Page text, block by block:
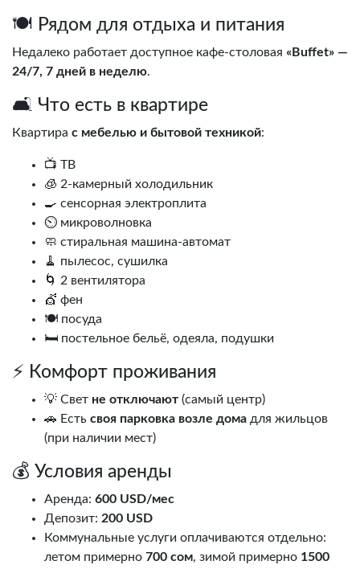
🍽️ Рядом для отдыха и питания
Недалеко работает доступное кафе-столовая «Buffet» —
24/7, 7 дней в неделю.
🛋️ Что есть в квартире
Квартира с мебелью и бытовой техникой:
📺 ТВ
🧊 2-камерный холодильник
🍳 сенсорная электроплита
⏲️ микроволновка
🧼 стиральная машина-автомат
🧹 пылесос, сушилка
🌀 2 вентилятора
💇 фен
🍽️ посуда
🛏️ постельное бельё, одеяла, подушки
⚡ Комфорт проживания
💡 Свет не отключают (самый центр)
🚗 Есть своя парковка возле дома для жильцов
(при наличии мест)
💰 Условия аренды
Аренда: 600 USD/мес
Депозит: 200 USD
Коммунальные услуги оплачиваются отдельно:
летом примерно 700 сом, зимой примерно 1500